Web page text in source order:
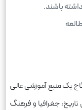
باشند.
یک منبع آموزشی عالی
جغرافیا و فرهنگ